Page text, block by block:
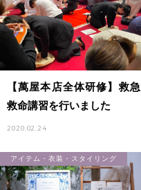
【萬屋本店全体研修】救急
救命講習を行いました
2020.02.24
アイテム・衣装・スタイリング